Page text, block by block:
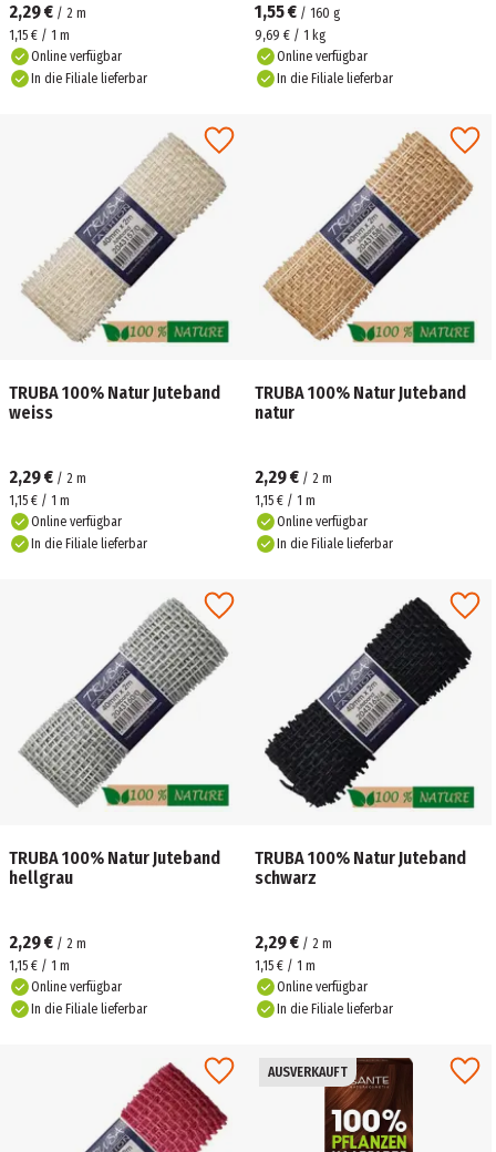
2,29 € / 2 m
1,15 € / 1 m
Online verfügbar
In die Filiale lieferbar
1,55 € / 160 g
9,69 € / 1 kg
Online verfügbar
In die Filiale lieferbar
TRUBA 100% Natur Juteband
weiss
2,29 € / 2 m
1,15 € / 1 m
Online verfügbar
In die Filiale lieferbar
TRUBA 100% Natur Juteband
natur
2,29 € / 2 m
1,15 € / 1 m
Online verfügbar
In die Filiale lieferbar
TRUBA 100% Natur Juteband
hellgrau
2,29 € / 2 m
1,15 € / 1 m
Online verfügbar
In die Filiale lieferbar
TRUBA 100% Natur Juteband
schwarz
2,29 € / 2 m
1,15 € / 1 m
Online verfügbar
In die Filiale lieferbar
AUSVERKAUFT